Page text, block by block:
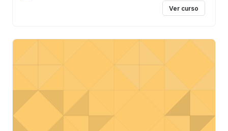
Ver curso